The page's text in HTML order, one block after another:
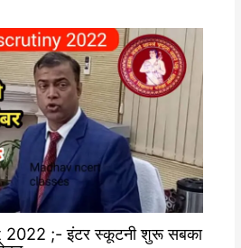
;- इंटर स्कूटनी शुरू सबका